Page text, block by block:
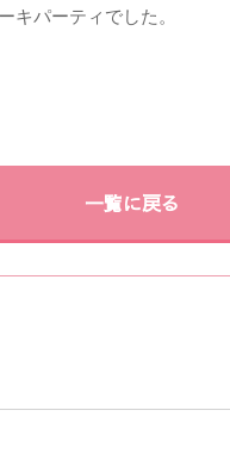
キパーティでした。
一覧に戻る